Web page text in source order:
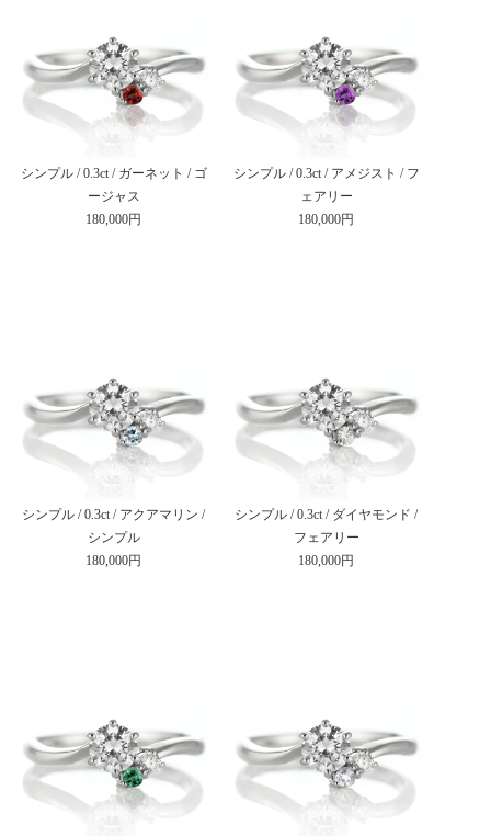
シンプル / 0.3ct / ガーネット / ゴ
ージャス
180,000円
シンプル / 0.3ct / アメジスト / フ
ェアリー
180,000円
シンプル / 0.3ct / アクアマリン /
シンプル
180,000円
シンプル / 0.3ct / ダイヤモンド /
フェアリー
180,000円